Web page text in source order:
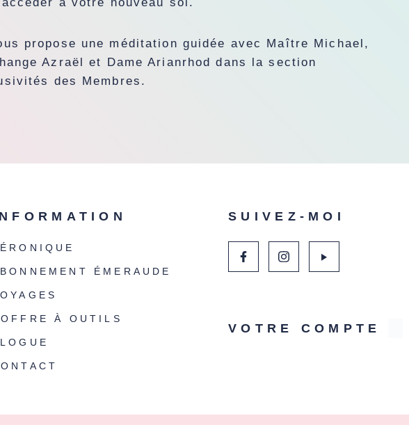
propose une méditation guidée avec Maître Michael,
Azraël et Dame Arianrhod dans la section
des Membres.
ÉMERAUDE
À OUTILS
SUIVEZ-MOI
VOTRE COMPTE